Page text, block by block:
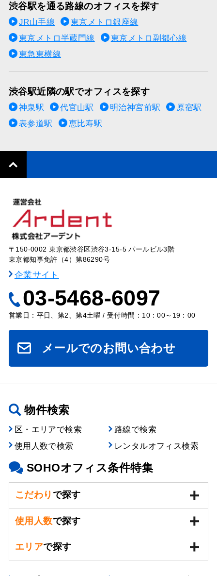
渋谷駅を通る路線のオフィスを探す
JR山手線
東京メトロ銀座線
東京メトロ半蔵門線
東京メトロ副都心線
東急東横線
渋谷駅近隣の駅でオフィスを探す
神泉駅 代官山駅 明治神宮前駅
原宿駅
表参道駅
恵比寿駅
〒150-0002 東京都渋谷区渋谷3-15-5 パールビル3階
東京都知事免許（4）第86290号
企業サイト
03-5468-6097
営業日：平日、第2、第4土曜 / 受付時間：10：00～19：00
メールでのお問い合わせ
物件検索
区・エリアで検索
路線で検索
使用人数で検索
レンタルオフィス検索
SOHOオフィス条件特集
こだわり で探す
使用人数で探す
エリアで探す